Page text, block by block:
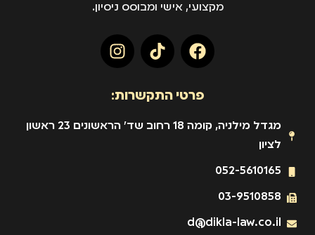
מקצועי, אישי ומבוסס ניסיון.
פרטי התקשרות:
מגדל מילניה, קומה 18 רחוב שד' הראשונים 23 ראשון
לציון
052-5610165
03-9510858
d@dikla-law.co.il